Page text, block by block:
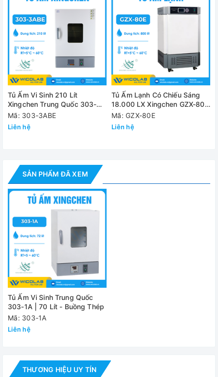
- Có thể lắp đặt thêm quạt, hiển thị LCD, bộ điều khiển có
cài đặt chương trình, bộ bảo vệ quá nhiệt, máy in, giao diện
485,ổ đĩa, cảnh báo SMS,.. ( option )
Thông số kỹ thuật
Model 303-1A
Dung tích
Buồng Buồng Thép
Dải nhiệt độ Nhiệt độ môi trường +5 -60 độ C
Độ phân dải 0.1 độ C
Độ chính xác ± 0.5 độ C
Kích thước
buồng sấy
400x400x450mm
Kích thước tổng
thể
570x535x800mm
Đánh giá
Tủ Ấm Vi Sinh 210 Lít
Xingchen Trung Quốc 303-
3ABE
Mã: 303-3ABE
Liên hệ
Tủ Ấm Lạnh Có Chiếu Sáng
18.000 LX Xingchen GZX-80E
| 80 Lít
Mã: GZX-80E
Liên hệ
SẢN PHẨM ĐÃ XEM
Tủ Ấm Vi Sinh Trung Quốc
303-1A | 70 Lít - Buồng Thép
Mã: 303-1A
Liên hệ
THƯƠNG HIỆU UY TÍN